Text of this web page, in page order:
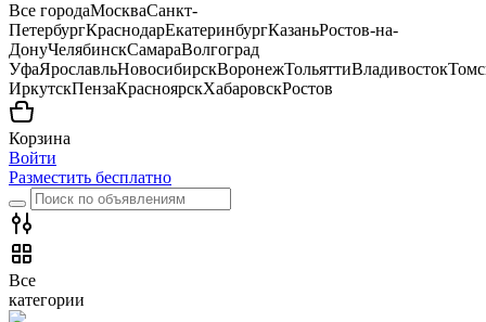
Все городаМоскваСанкт-
ПетербургКраснодарЕкатеринбургКазаньРостов-на-
ДонуЧелябинскСамараВолгоград
УфаЯрославльНовосибирскВоронежТольяттиВладивосток
ИркутскПензаКрасноярскХабаровскРостов
Корзина
Войти
Разместить бесплатно
Все
категории